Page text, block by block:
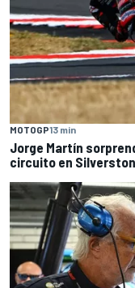
MOTOGP13 min
Jorge Martín
circuito en